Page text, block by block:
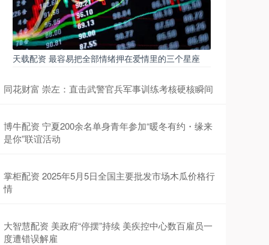
天载配资 最容易把全部情绪押在爱情里的三个星座
同花财富 崇左：直击武警官兵军事训练考核硬核瞬间
博牛配资 宁夏200余名单身青年参加“暖冬有约・缘来
是你”联谊活动
掌柜配资 2025年5月5日全国主要批发市场木瓜价格行
情
大智慧配资 美政府“停摆”持续 美疾控中心数百雇员一
度遭错误解雇